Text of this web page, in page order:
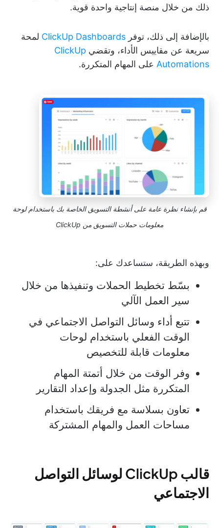
ذلك من خلال منصة إنتاجية واحدة قوية.
بالإضافة إلى ذلك، توفر ClickUp Dashboards لمحة
سريعة عن مقاييس الأداء، وتقضي ClickUp
Automations على المهام المتكررة.
قم بإنشاء نظرة عامة على أنشطة التسويق الخاصة بك باستخدام لوحة
معلومات حملات التسويق من ClickUp
وبهذه الطريقة، ستساعدك على:
بسّط تخطيط الحملات وتنفيذها من خلال
سير العمل الآلي
تتبع أداء وسائل التواصل الاجتماعي في
الوقت الفعلي باستخدام لوحات
معلومات قابلة للتخصيص
وفر الوقت من خلال أتمتة المهام
المتكررة مثل الجدولة وإعداد التقارير
تعاون بسلاسة مع فريقك باستخدام
مساحات العمل والمهام المشتركة
قالب ClickUp لوسائل التواصل
الاجتماعي